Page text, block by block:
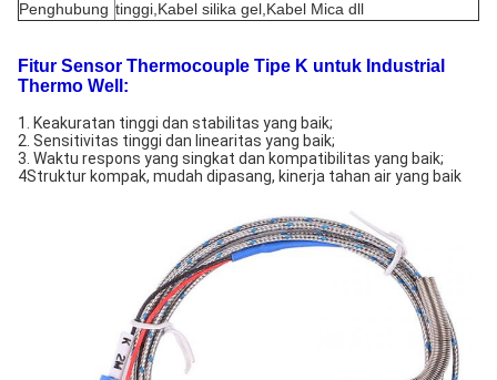
Penghubung tinggi,Kabel silika gel,Kabel Mica dll
Fitur Sensor Thermocouple Tipe K untuk Industrial
Thermo Well:
1. Keakuratan tinggi dan stabilitas yang baik;
2. Sensitivitas tinggi dan linearitas yang baik;
3. Waktu respons yang singkat dan kompatibilitas yang baik;
4Struktur kompak, mudah dipasang, kinerja tahan air yang baik